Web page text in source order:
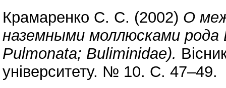
Крамаренко С. С. (2002) О
наземными моллюсками рода
Pulmonata; Buliminidae).
університету. № 10. С. 47–49.